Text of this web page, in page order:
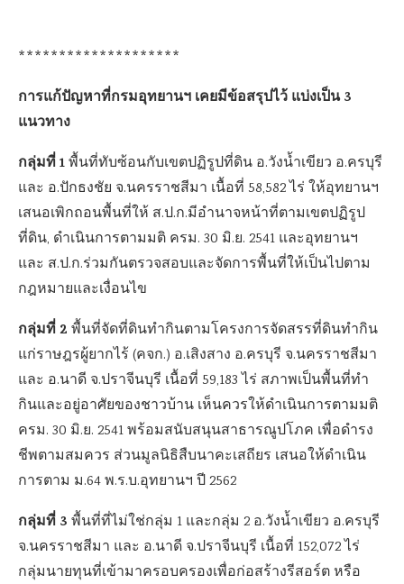
********************
การแก้ปัญหาที่กรมอุทยานฯ เคยมีข้อสรุปไว้ แบ่งเป็น 3
แนวทาง
กลุ่มที่ 1พื้นที่ทับซ้อนกับเขตปฏิรูปที่ดิน อ.วังน้ำเขียว อ.ครบุรี
และ อ.ปักธงชัย จ.นครราชสีมา เนื้อที่ 58,582 ไร่ ให้อุทยานฯ
เสนอเพิกถอนพื้นที่ให้ ส.ป.ก.มีอำนาจหน้าที่ตามเขตปฏิรูป
ที่ดิน, ดำเนินการตามมติ ครม. 30 มิ.ย. 2541 และอุทยานฯ
และ ส.ป.ก.ร่วมกันตรวจสอบและจัดการพื้นที่ให้เป็นไปตาม
กฎหมายและเงื่อนไข
กลุ่มที่ 2 พื้นที่จัดที่ดินทำกินตามโครงการจัดสรรที่ดินทำกิน
แก่ราษฎรผู้ยากไร้ (คจก.) อ.เสิงสาง อ.ครบุรี จ.นครราชสีมา
และ อ.นาดี จ.ปราจีนบุรี เนื้อที่ 59,183 ไร่ สภาพเป็นพื้นที่ทำ
กินและอยู่อาศัยของชาวบ้าน เห็นควรให้ดำเนินการตามมติ
ครม. 30 มิ.ย. 2541 พร้อมสนับสนุนสาธารณูปโภค เพื่อดำรง
ชีพตามสมควร ส่วนมูลนิธิสืบนาคะเสถียร เสนอให้ดำเนิน
การตาม ม.64 พ.ร.บ.อุทยานฯ ปี 2562
กลุ่มที่ 3 พื้นที่ที่ไม่ใช่กลุ่ม 1 และกลุ่ม 2 อ.วังน้ำเขียว อ.ครบุรี
จ.นครราชสีมา และ อ.นาดี จ.ปราจีนบุรี เนื้อที่ 152,072 ไร่
กลุ่มนายทุนที่เข้ามาครอบครองเพื่อก่อสร้างรีสอร์ต หรือ